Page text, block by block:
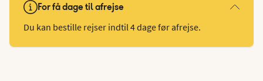
For få dage til afrejse
Du kan bestille rejser indtil 4 dage før afrejse.